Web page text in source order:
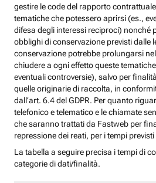
gestire le code del rapporto
tematiche che potessero aprirsi (es.,
difesa degli interessi reciproci) nonché
obblighi di conservazione previsti dalle
conservazione potrebbe prolungarsi
chiudere a ogni effetto queste
eventuali controversie), salvo per
quelle originarie di raccolta, in
dall’art. 6.4 del GDPR. Per quanto
telefonico e telematico e le chiamate
che saranno trattati da Fastweb per
repressione dei reati, per i tempi
La tabella a seguire precisa i tempi di
categorie di dati/finalità.